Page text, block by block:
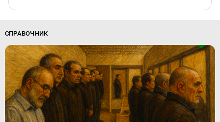
СПРАВОЧНИК